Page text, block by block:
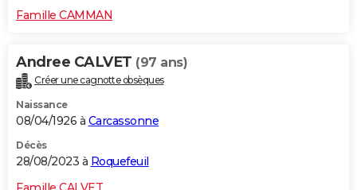
Famille CAMMAN
Andree CALVET (97 ans)
Créer une cagnotte obsèques
Naissance
08/04/1926 à Carcassonne
Décès
28/08/2023 à Roquefeuil